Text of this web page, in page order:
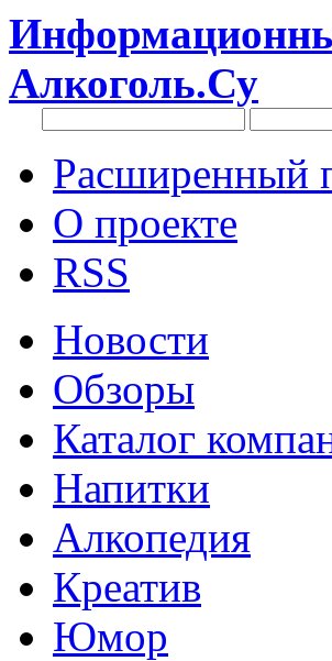
Алкоголь.Су
Расширенный
О проекте
RSS
Новости
Обзоры
Каталог
Напитки
Алкопедия
Креатив
Юмор